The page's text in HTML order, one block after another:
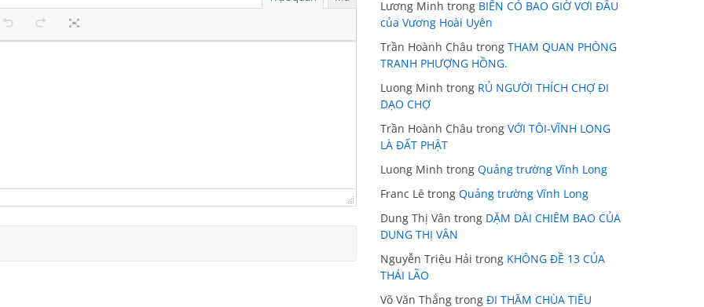
Lương Minh trong BIỂN CÓ BAO GIỜ VƠI ĐÂU
của Vương Hoài Uyên
Trần Hoành Châu trong THAM QUAN PHÒNG
TRANH PHƯỢNG HỒNG.
Luong Minh trong RỦ NGƯỜI THÍCH CHỢ ĐI
DẠO CHỢ
Trần Hoành Châu trong VỚI TÔI-VĨNH LONG
LÀ ĐẤT PHẬT
Luong Minh trong Quảng trường Vĩnh Long
Franc Lê trong Quảng trường Vĩnh Long
Dung Thị Vân trong DẶM DÀI CHIÊM BAO CỦA
DUNG THỊ VÂN
Nguyễn Triệu Hải trong KHÔNG ĐỀ 13 CỦA
THÁI LÃO
Võ Văn Thắng trong ĐI THĂM CHÙA TIÊU